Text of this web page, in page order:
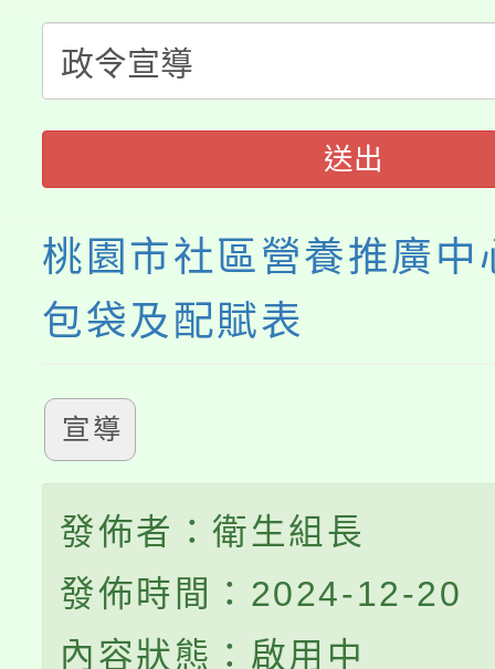
代理(課)教師甄選結果(
公告本校115學年度第
代理(課)教師甄選結果(
轉知中國文化大學推廣
《TA101》溝通分析基
程，歡迎學生輔導中心
心理、諮商輔導、社會
系所師生報名參加。
送出
桃園市社區營養推廣中
包袋及配賦表
宣導
發佈者：衛生組長
發佈時間：2024-12-20
內容狀態：啟用中